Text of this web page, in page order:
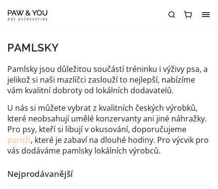
PAMLSKY
Pamlsky jsou důležitou součástí tréninku i výživy psa, a
jelikož si naši mazlíčci zaslouží to nejlepší, nabízíme
vám kvalitní dobroty od lokálních dodavatelů.
U nás si můžete vybrat z kvalitních českých výrobků,
které neobsahují umělé konzervanty ani jiné náhražky.
Pro psy, kteří si libují v okusování, doporučujeme
paroží, které je zabaví na dlouhé hodiny. Pro výcvik pro
vás dodáváme pamlsky lokálních výrobců.
Nejprodávanější